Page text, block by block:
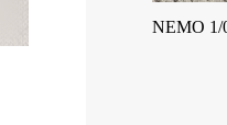
NEMO